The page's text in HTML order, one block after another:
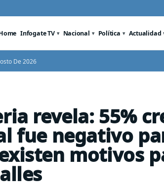
Infogate TV Nacional Política Actualidad
De 2026
revela: 55%
fue negativo
motivos